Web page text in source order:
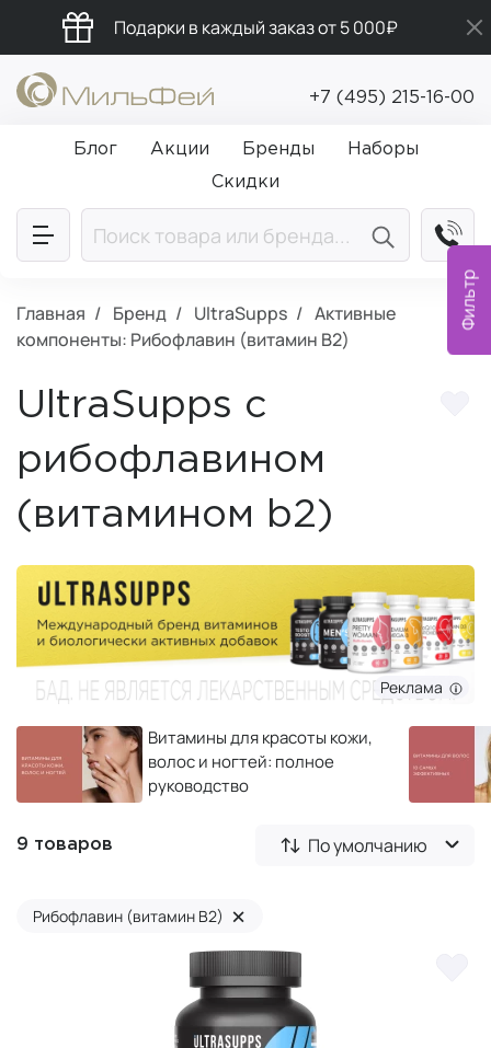
Фильтр
Подарки в каждый заказ от 5 000₽
Промокод ПРИВЕТ
Бесплатная доставка от 5 000₽
+7 (495) 215-16-00
Блог Акции Бренды
Наборы
Скидки
Главная Бренд UltraSupps
Активные
компоненты: Рибофлавин (витамин B2)
UltraSupps с
рибофлавином
(витамином b2)
Реклама
Витамины для красоты кожи,
волос и ногтей: полное
руководство
9 товаров По умолчанию
Рибофлавин (витамин B2) ×